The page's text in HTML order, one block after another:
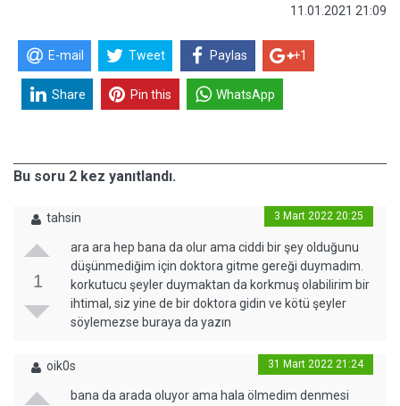
11.01.2021 21:09
E-mail Tweet Paylas +1
Share Pin this WhatsApp
Bu soru 2 kez yanıtlandı.
tahsin 3 Mart 2022 20:25
1
ara ara hep bana da olur ama ciddi bir şey olduğunu
düşünmediğim için doktora gitme gereği duymadım.
korkutucu şeyler duymaktan da korkmuş olabilirim bir
ihtimal, siz yine de bir doktora gidin ve kötü şeyler
söylemezse buraya da yazın
oik0s 31 Mart 2022 21:24
bana da arada oluyor ama hala ölmedim denmesi